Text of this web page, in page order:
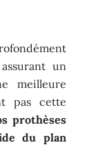
un
meilleure
pas cette
prothèses
du plan